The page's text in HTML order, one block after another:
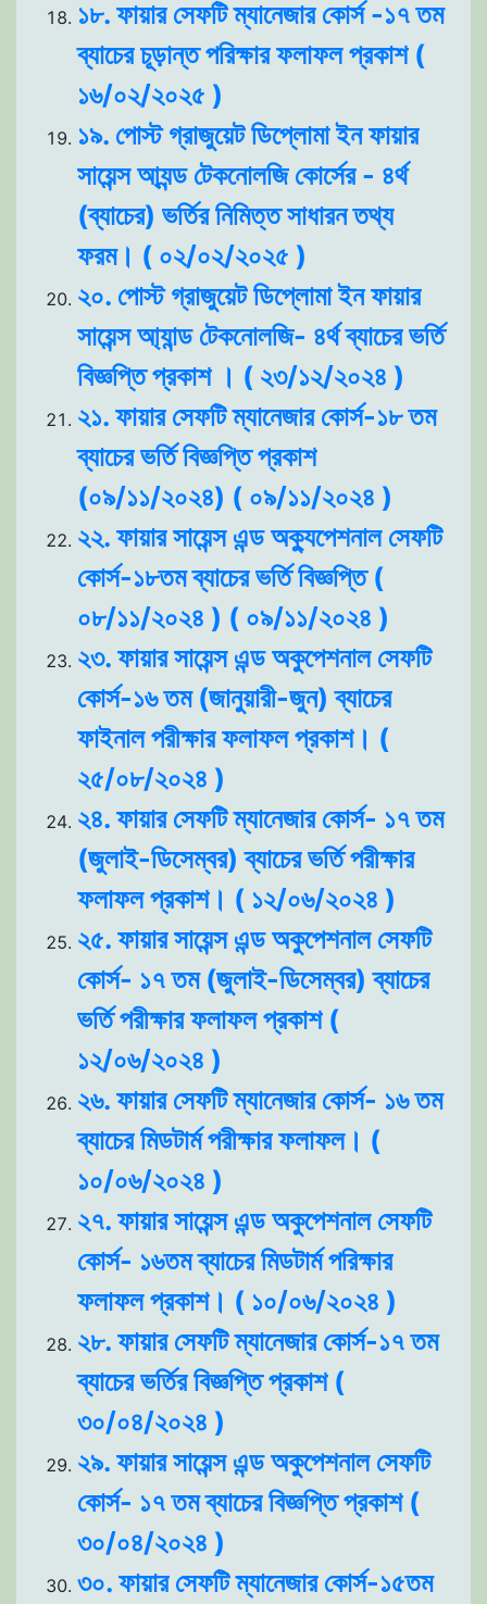
১৮. ফায়ার সেফটি ম্যানেজার কোর্স -১৭ তম
ব্যাচের চূড়ান্ত পরিক্ষার ফলাফল প্রকাশ (
১৬/০২/২০২৫ )
১৯. পোস্ট গ্রাজুয়েট ডিপ্লোমা ইন ফায়ার
সায়েন্স আ্যন্ড টেকনোলজি কোর্সের - ৪র্থ
(ব্যাচের) ভর্তির নিমিত্ত সাধারন তথ্য
ফরম। ( ০২/০২/২০২৫ )
২০. পোস্ট গ্রাজুয়েট ডিপ্লোমা ইন ফায়ার
সায়েন্স আ্যান্ড টেকনোলজি- ৪র্থ ব্যাচের ভর্তি
বিজ্ঞপ্তি প্রকাশ । ( ২৩/১২/২০২৪ )
২১. ফায়ার সেফটি ম্যানেজার কোর্স-১৮ তম
ব্যাচের ভর্তি বিজ্ঞপ্তি প্রকাশ
(০৯/১১/২০২৪) ( ০৯/১১/২০২৪ )
২২. ফায়ার সায়েন্স এন্ড অক্যুপেশনাল সেফটি
কোর্স-১৮তম ব্যাচের ভর্তি বিজ্ঞপ্তি (
০৮/১১/২০২৪ ) ( ০৯/১১/২০২৪ )
২৩. ফায়ার সায়েন্স এন্ড অকুপেশনাল সেফটি
কোর্স-১৬ তম (জানুয়ারী-জুন) ব্যাচের
ফাইনাল পরীক্ষার ফলাফল প্রকাশ। (
২৫/০৮/২০২৪ )
২৪. ফায়ার সেফটি ম্যানেজার কোর্স- ১৭ তম
(জুলাই-ডিসেম্বর) ব্যাচের ভর্তি পরীক্ষার
ফলাফল প্রকাশ। ( ১২/০৬/২০২৪ )
২৫. ফায়ার সায়েন্স এন্ড অকুপেশনাল সেফটি
কোর্স- ১৭ তম (জুলাই-ডিসেম্বর) ব্যাচের
ভর্তি পরীক্ষার ফলাফল প্রকাশ (
১২/০৬/২০২৪ )
২৬. ফায়ার সেফটি ম্যানেজার কোর্স- ১৬ তম
ব্যাচের মিডটার্ম পরীক্ষার ফলাফল। (
১০/০৬/২০২৪ )
২৭. ফায়ার সায়েন্স এন্ড অকুপেশনাল সেফটি
কোর্স- ১৬তম ব্যাচের মিডটার্ম পরিক্ষার
ফলাফল প্রকাশ। ( ১০/০৬/২০২৪ )
২৮. ফায়ার সেফটি ম্যানেজার কোর্স-১৭ তম
ব্যাচের ভর্তির বিজ্ঞপ্তি প্রকাশ (
৩০/০৪/২০২৪ )
২৯. ফায়ার সায়েন্স এন্ড অকুপেশনাল সেফটি
কোর্স- ১৭ তম ব্যাচের বিজ্ঞপ্তি প্রকাশ (
৩০/০৪/২০২৪ )
৩০. ফায়ার সেফটি ম্যানেজার কোর্স-১৫তম